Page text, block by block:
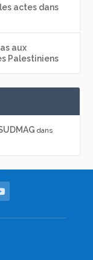
actes dans
aux
Palestiniens
dans